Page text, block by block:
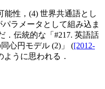
性，(4) 世界共通語とし
ラメータとして組み込ま
．伝統的な「#217. 英語話
心円モデル (2)」 ([2012-
うに思われる．